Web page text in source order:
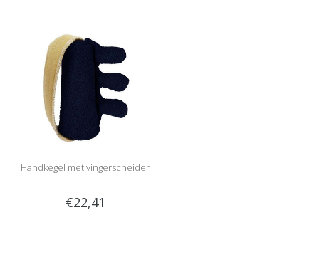
Handkegel met vingerscheider
€22,41